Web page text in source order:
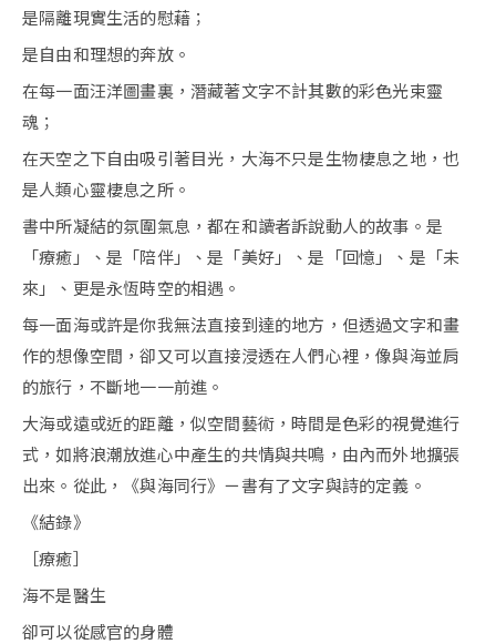
是隔離現實生活的慰藉；
是自由和理想的奔放。
在每一面汪洋圖畫裏，潛藏著文字不計其數的彩色光束靈
魂；
在天空之下自由吸引著目光，大海不只是生物棲息之地，也
是人類心靈棲息之所。
書中所凝結的氛圍氣息，都在和讀者訴說動人的故事。是
「療癒」、是「陪伴」、是「美好」、是「回憶」、是「未
來」、更是永恆時空的相遇。
每一面海或許是你我無法直接到達的地方，但透過文字和畫
作的想像空間，卻又可以直接浸透在人們心裡，像與海並肩
的旅行，不斷地一一前進。
大海或遠或近的距離，似空間藝術，時間是色彩的視覺進行
式，如將浪潮放進心中產生的共情與共鳴，由內而外地擴張
出來。從此，《與海同行》ㄧ書有了文字與詩的定義。
《結錄》
［療癒］
海不是醫生
卻可以從感官的身體